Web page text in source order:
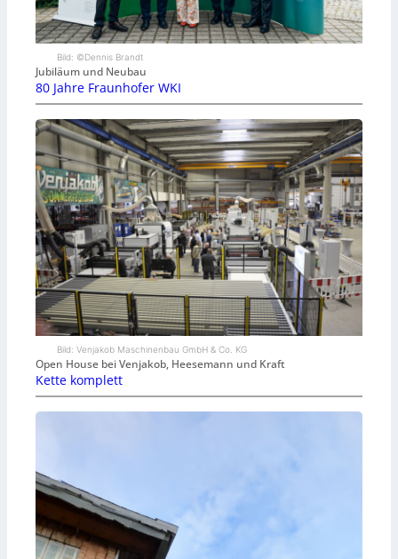
Bild: ©Dennis Brandt
Jubiläum und Neubau
80 Jahre Fraunhofer WKI
Bild: Venjakob Maschinenbau GmbH & Co. KG
Open House bei Venjakob, Heesemann und Kraft
Kette komplett